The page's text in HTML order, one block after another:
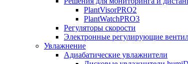
PlantVisorPRO2
PlantWatchPRO3
Регуляторы скорости
Электронные регулирующие
Увлажнение
Адиабатические увлажнители